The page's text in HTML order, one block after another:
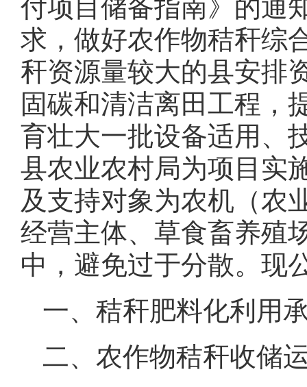
付项目储备指南》的通
求，做好农作物秸秆综
秆资源量较大的县安排
固碳和清洁离田工程，
育壮大一批设备适用、
县农业农村局为项目实
及支持对象为农机（农
经营主体、草食畜养殖
中，避免过于分散。现
一、秸秆肥料化利用
二、农作物秸秆收储